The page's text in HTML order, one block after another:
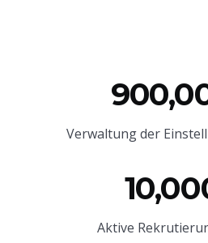
Verwaltung der
Aktive